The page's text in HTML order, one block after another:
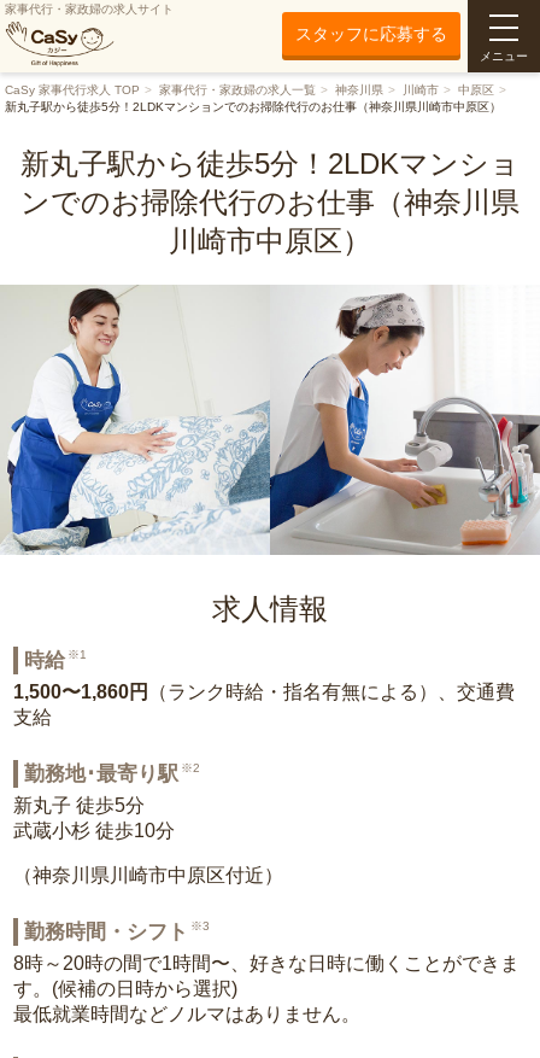
家事代行・家政婦の求人サイト
スタッフに応募する
メニュー
CaSy 家事代行求人 TOP 家事代行・家政婦の求人一覧 神奈川県 川崎市
中原区
新丸子駅から徒歩5分！2LDKマンションでのお掃除代行のお仕事（神奈川県川崎市中原区）
新丸子駅から徒歩5分！2LDKマンショ
ンでのお掃除代行のお仕事（神奈川県
川崎市中原区）
求人情報
時給 ※1
1,500〜1,860円
（ランク時給・指名有無による）、交通費
支給
勤務地･最寄り駅 ※2
新丸子 徒歩5分
武蔵小杉 徒歩10分
（神奈川県川崎市中原区付近）
勤務時間・シフト ※3
8時～20時の間で1時間〜、好きな日時に働くことができま
す。(候補の日時から選択)
最低就業時間などノルマはありません。